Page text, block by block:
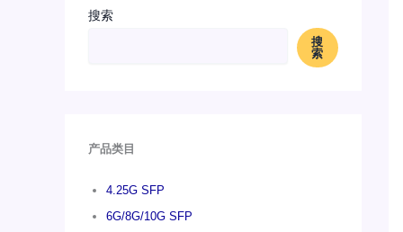
搜索
搜
索
产品类目
4.25G SFP
6G/8G/10G SFP